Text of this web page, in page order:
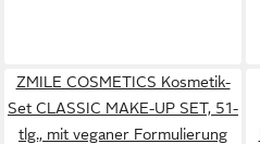
ZMILE COSMETICS Kosmetik-
Set CLASSIC MAKE-UP SET, 51-
tlg., mit veganer Formulierung